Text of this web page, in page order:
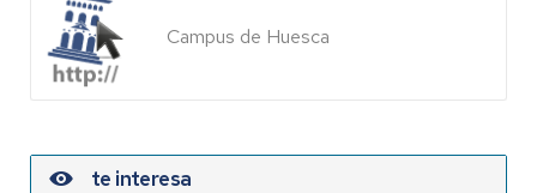
Campus de Huesca
te interesa